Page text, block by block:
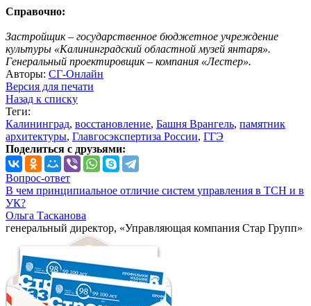
Справочно:
Застройщик – государственное бюджетное учреждение
культуры «Калининградский областной музей янтаря».
Генеральный проектировщик – компания «Лестер».
Авторы: СГ-Онлайн
Версия для печати
Назад к списку
Теги:
Калининград, восстановление, Башня Врангель, памятник
архитектуры, Главгосэкспертиза России, ГГЭ
Поделиться с друзьями:
Вопрос-ответ
В чем принципиальное отличие систем управления в ТСН и в
УК?
Ольга Тасканова
генеральный директор, «Управляющая компания Стар Групп»